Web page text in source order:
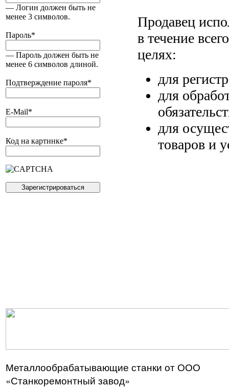
— Логин должен быть не
менее 3 символов.
Пароль*
— Пароль должен быть не
менее 6 символов длиной.
Подтверждение пароля*
E-Mail*
Код на картинке*
Продавец
в течение
целях:
для
для
для
товаров и
Металлообрабатывающие станки от ООО
«Станкоремонтный завод»